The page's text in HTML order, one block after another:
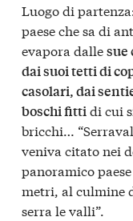
Luogo di
paese che sa di
evapora dallesue
dai suoi tetti di
casolari, dai
boschi fittidi cui
bricchi…
veniva citato nei
panoramico
metri, al culmine
serra le valli”.